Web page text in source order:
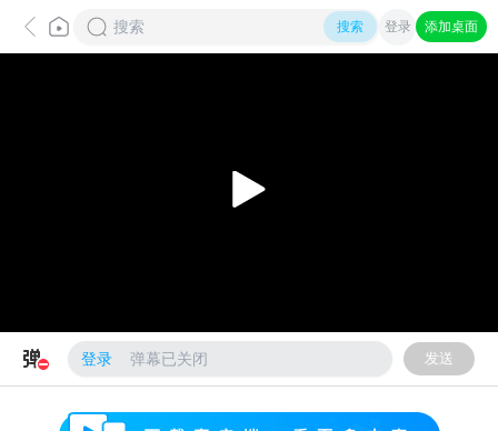
搜索 登录 添加桌面
登录 发送